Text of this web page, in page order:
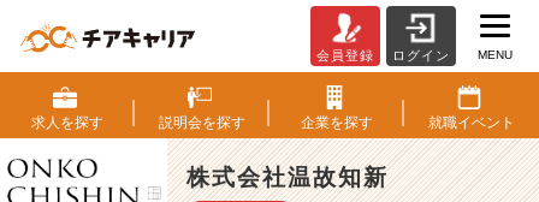
式
会
社
温
故
会員登録 ログイン MENU
求人を探す 説明会を探す 企業を探す 就職イベント
株式会社温故知新